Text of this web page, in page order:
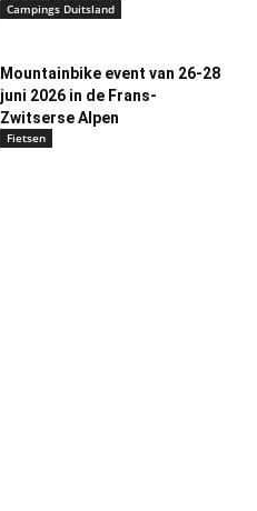
Campings Duitsland
Mountainbike event van 26-28
juni 2026 in de Frans-
Zwitserse Alpen
Fietsen